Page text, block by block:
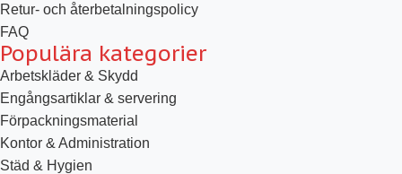
Retur- och återbetalningspolicy
FAQ
Populära kategorier
Arbetskläder & Skydd
Engångsartiklar & servering
Förpackningsmaterial
Kontor & Administration
Städ & Hygien